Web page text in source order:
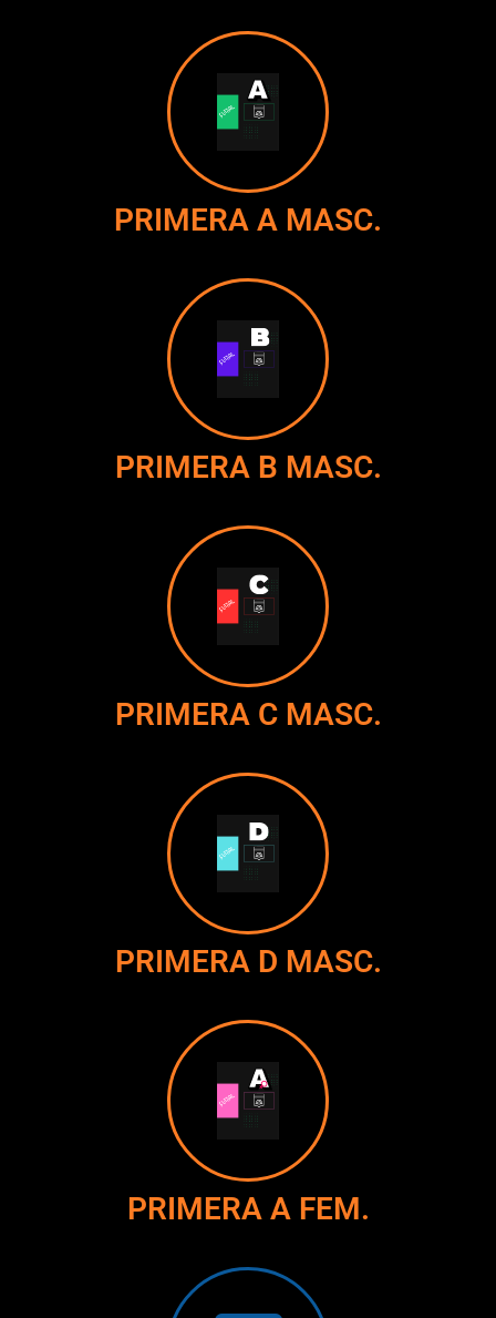
PRIMERA A MASC.
PRIMERA B MASC.
PRIMERA C MASC.
PRIMERA D MASC.
PRIMERA A FEM.